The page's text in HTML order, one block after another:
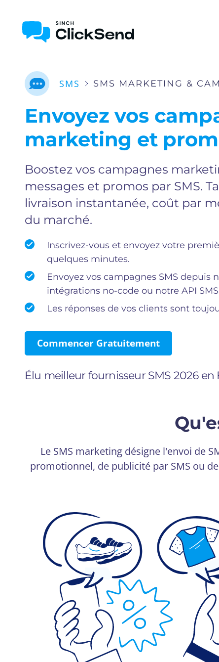
SMS SMS MARKETING &
Envoyez vos
marketing et
Boostez vos campagnes
messages et promos par SMS.
livraison instantanée, coût par
du marché.
Commencer Gratuitement
Inscrivez-vous et envoyez votre
quelques minutes.
Envoyez vos campagnes SMS depuis
intégrations no-code ou notre API
Les réponses de vos clients sont
Élu meilleur fournisseur SMS 2026 en
Le SMS marketing désigne l'envoi de
promotionnel, de publicité par SMS ou